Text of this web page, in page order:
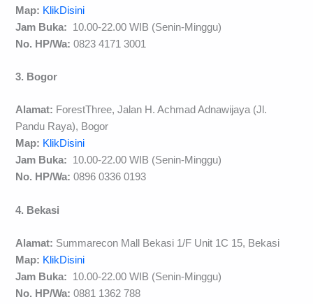
Map: KlikDisini
Jam Buka: 10.00-22.00 WIB (Senin-Minggu)
No. HP/Wa: 0823 4171 3001
3. Bogor
Alamat: ForestThree, Jalan H. Achmad Adnawijaya (Jl.
Pandu Raya), Bogor
Map: KlikDisini
Jam Buka: 10.00-22.00 WIB (Senin-Minggu)
No. HP/Wa: 0896 0336 0193
4. Bekasi
Alamat: Summarecon Mall Bekasi 1/F Unit 1C 15, Bekasi
Map: KlikDisini
Jam Buka: 10.00-22.00 WIB (Senin-Minggu)
No. HP/Wa: 0881 1362 788